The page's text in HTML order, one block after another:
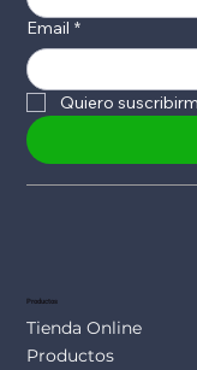
Email *
Quiero
Productos
Tienda Online
Productos